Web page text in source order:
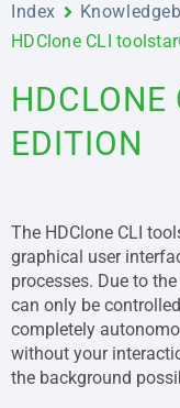
Index
HDClone CLI
EDITION
The HDClone CLI
graphical user
processes. Due to
can only be
completely
without your
the background